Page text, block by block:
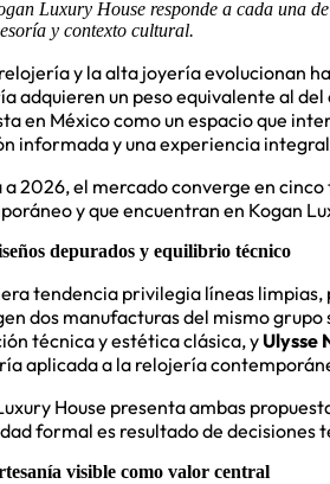
Luxury House responde a cada una
y contexto cultural.
y la alta joyería evolucionan
adquieren un peso equivalente al
en México como un espacio que
informada y una experiencia
a 2026, el mercado converge en
y que encuentran en Kogan
depurados y equilibrio técnico
tendencia privilegia líneas
dos manufacturas del mismo grupo
técnica y estética clásica, yUlysse
aplicada a la relojería
House presenta ambas
formal es resultado de decisiones
visible como valor central